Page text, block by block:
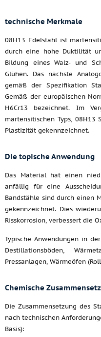
technische Merkmale
08H13 Edelstahl ist
durch eine hohe Duktilität
Bildung eines Walz- und
Glühen. Das nächste
gemäß der Spezifikation
Gemäß der europäischen
H6Cr13 bezeichnet. Im
martensitischen Typs,
Plastizität gekennzeichnet.
Die topische Anwendung
Das Material hat einen
anfällig für eine
Bandstähle sind durch einen
gekennzeichnet. Dies
Risskorrosion, verbessert die
Typische Anwendungen in
Destillationsböden,
Pressanlagen, Wärmeöfen
Chemische
Die Zusammensetzung des
nach technischen
Basis):